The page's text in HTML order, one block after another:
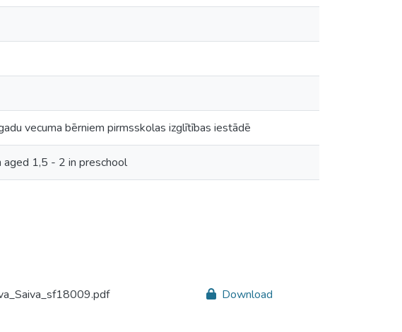
vecuma bērniem pirmsskolas izglītības iestādē
aged 1,5 - 2 in preschool
Download